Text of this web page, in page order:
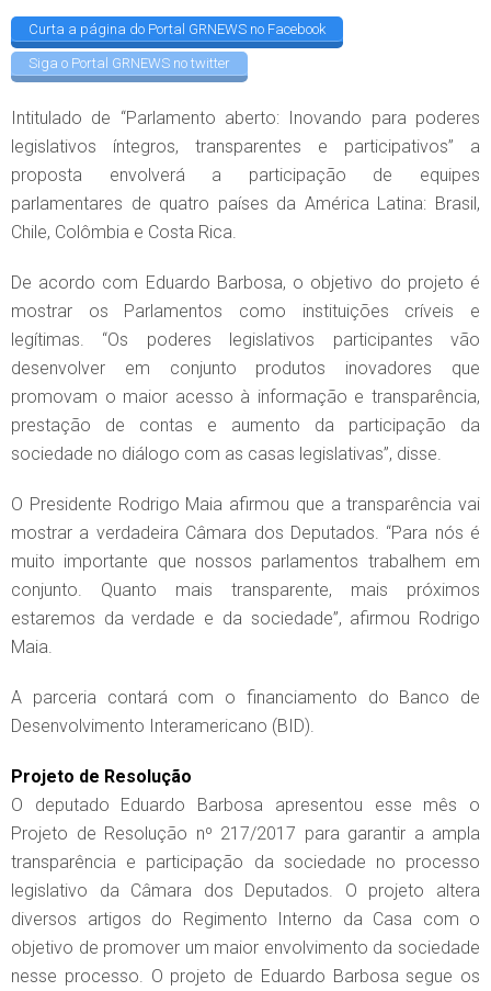
Curta a página do Portal GRNEWS no Facebook
Siga o Portal GRNEWS no twitter
Intitulado de “Parlamento aberto: Inovando para poderes
legislativos íntegros, transparentes e participativos” a
proposta envolverá a participação de equipes
parlamentares de quatro países da América Latina: Brasil,
Chile, Colômbia e Costa Rica.
De acordo com Eduardo Barbosa, o objetivo do projeto é
mostrar os Parlamentos como instituições críveis e
legítimas. “Os poderes legislativos participantes vão
desenvolver em conjunto produtos inovadores que
promovam o maior acesso à informação e transparência,
prestação de contas e aumento da participação da
sociedade no diálogo com as casas legislativas”, disse.
O Presidente Rodrigo Maia afirmou que a transparência vai
mostrar a verdadeira Câmara dos Deputados. “Para nós é
muito importante que nossos parlamentos trabalhem em
conjunto. Quanto mais transparente, mais próximos
estaremos da verdade e da sociedade”, afirmou Rodrigo
Maia.
A parceria contará com o financiamento do Banco de
Desenvolvimento Interamericano (BID).
Projeto de Resolução
O deputado Eduardo Barbosa apresentou esse mês o
Projeto de Resolução nº 217/2017 para garantir a ampla
transparência e participação da sociedade no processo
legislativo da Câmara dos Deputados. O projeto altera
diversos artigos do Regimento Interno da Casa com o
objetivo de promover um maior envolvimento da sociedade
nesse processo. O projeto de Eduardo Barbosa segue os